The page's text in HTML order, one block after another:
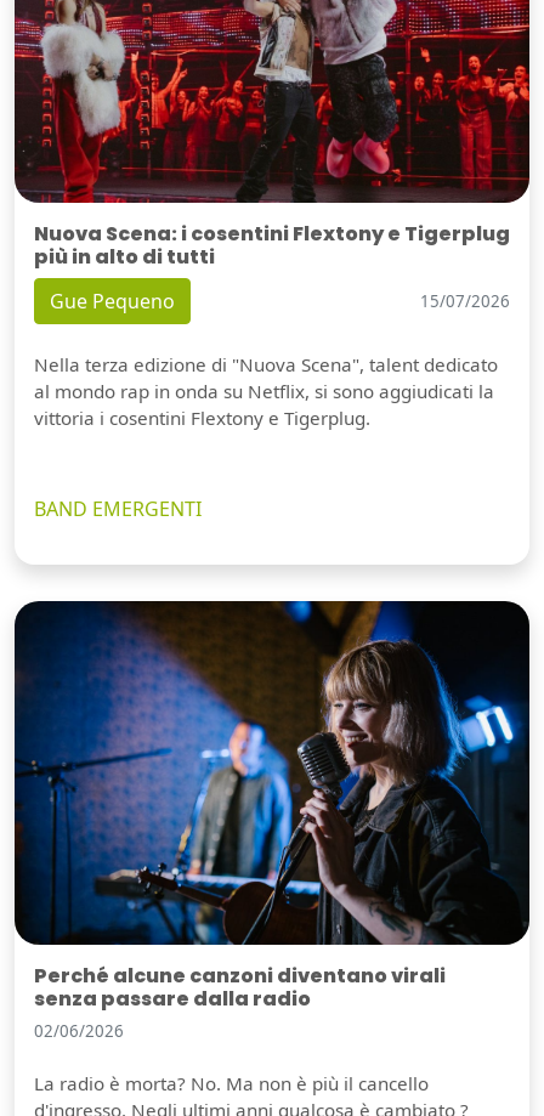
Nuova Scena: i cosentini Flextony e Tigerplug
più in alto di tutti
Gue Pequeno 15/07/2026
Nella terza edizione di "Nuova Scena", talent dedicato
al mondo rap in onda su Netflix, si sono aggiudicati la
vittoria i cosentini Flextony e Tigerplug.
BAND EMERGENTI
Perché alcune canzoni diventano virali
senza passare dalla radio
02/06/2026
La radio è morta? No. Ma non è più il cancello
d'ingresso. Negli ultimi anni qualcosa è cambiato ?